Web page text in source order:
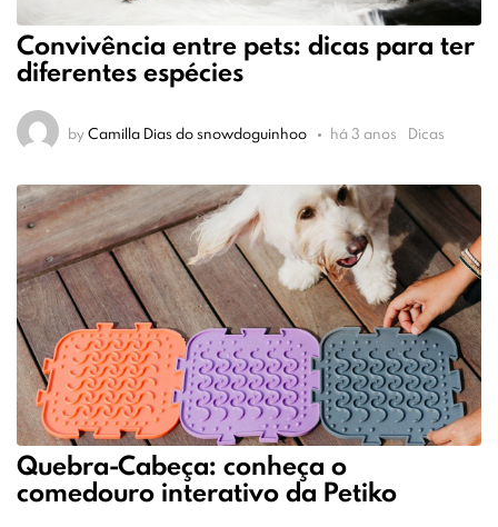
Convivência entre pets: dicas para ter
diferentes espécies
byCamilla Dias do snowdoguinhoo há 3 anos Dicas
Quebra-Cabeça: conheça o
comedouro interativo da Petiko